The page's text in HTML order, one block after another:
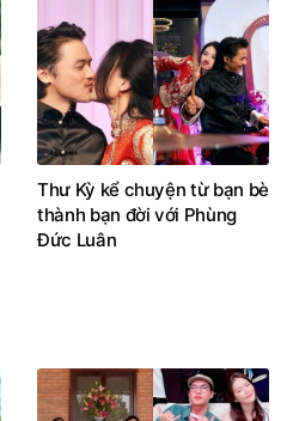
Thư Kỳ kể chuyện từ bạn bè
thành bạn đời với Phùng
Đức Luân